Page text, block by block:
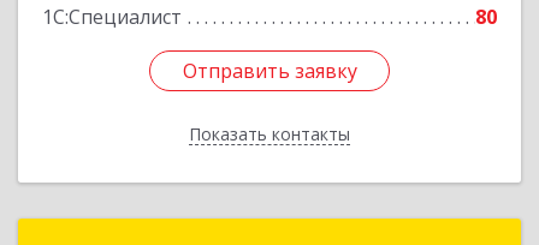
1С:Специалист 80
Отправить заявку
Показать контакты
Отправить заявку
Назад